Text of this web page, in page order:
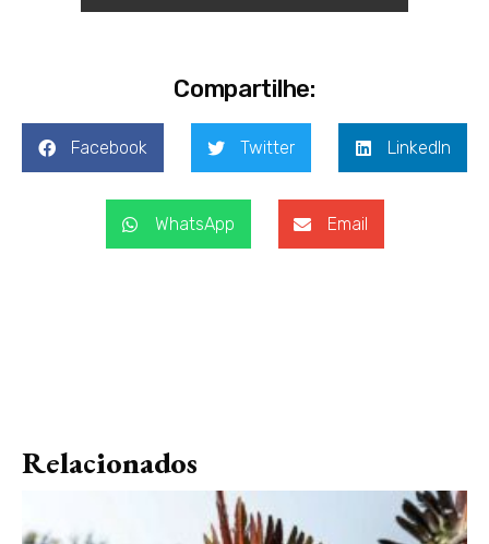
Compartilhe:
Facebook Twitter LinkedIn
WhatsApp Email
Relacionados